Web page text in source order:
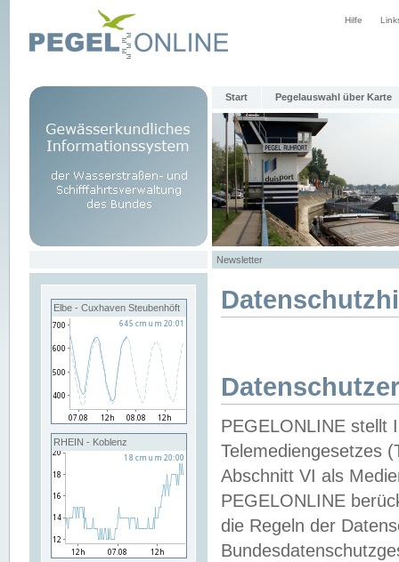
Hilfe
Start Pegelauswahl über Karte
Newsletter
Elbe - Cuxhaven Steubenhöft
RHEIN - Koblenz
PEGELONLINE stellt
Telemediengesetzes
Abschnitt VI als
PEGELONLINE
die Regeln der